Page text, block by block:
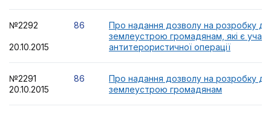
№2292
20.10.2015
86
Про надання дозволу на розробку
землеустрою громадянам, які є
антитерористичної операції
№2291
20.10.2015
86
Про надання дозволу на розробку
землеустрою громадянам